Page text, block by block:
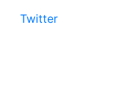
Twitter